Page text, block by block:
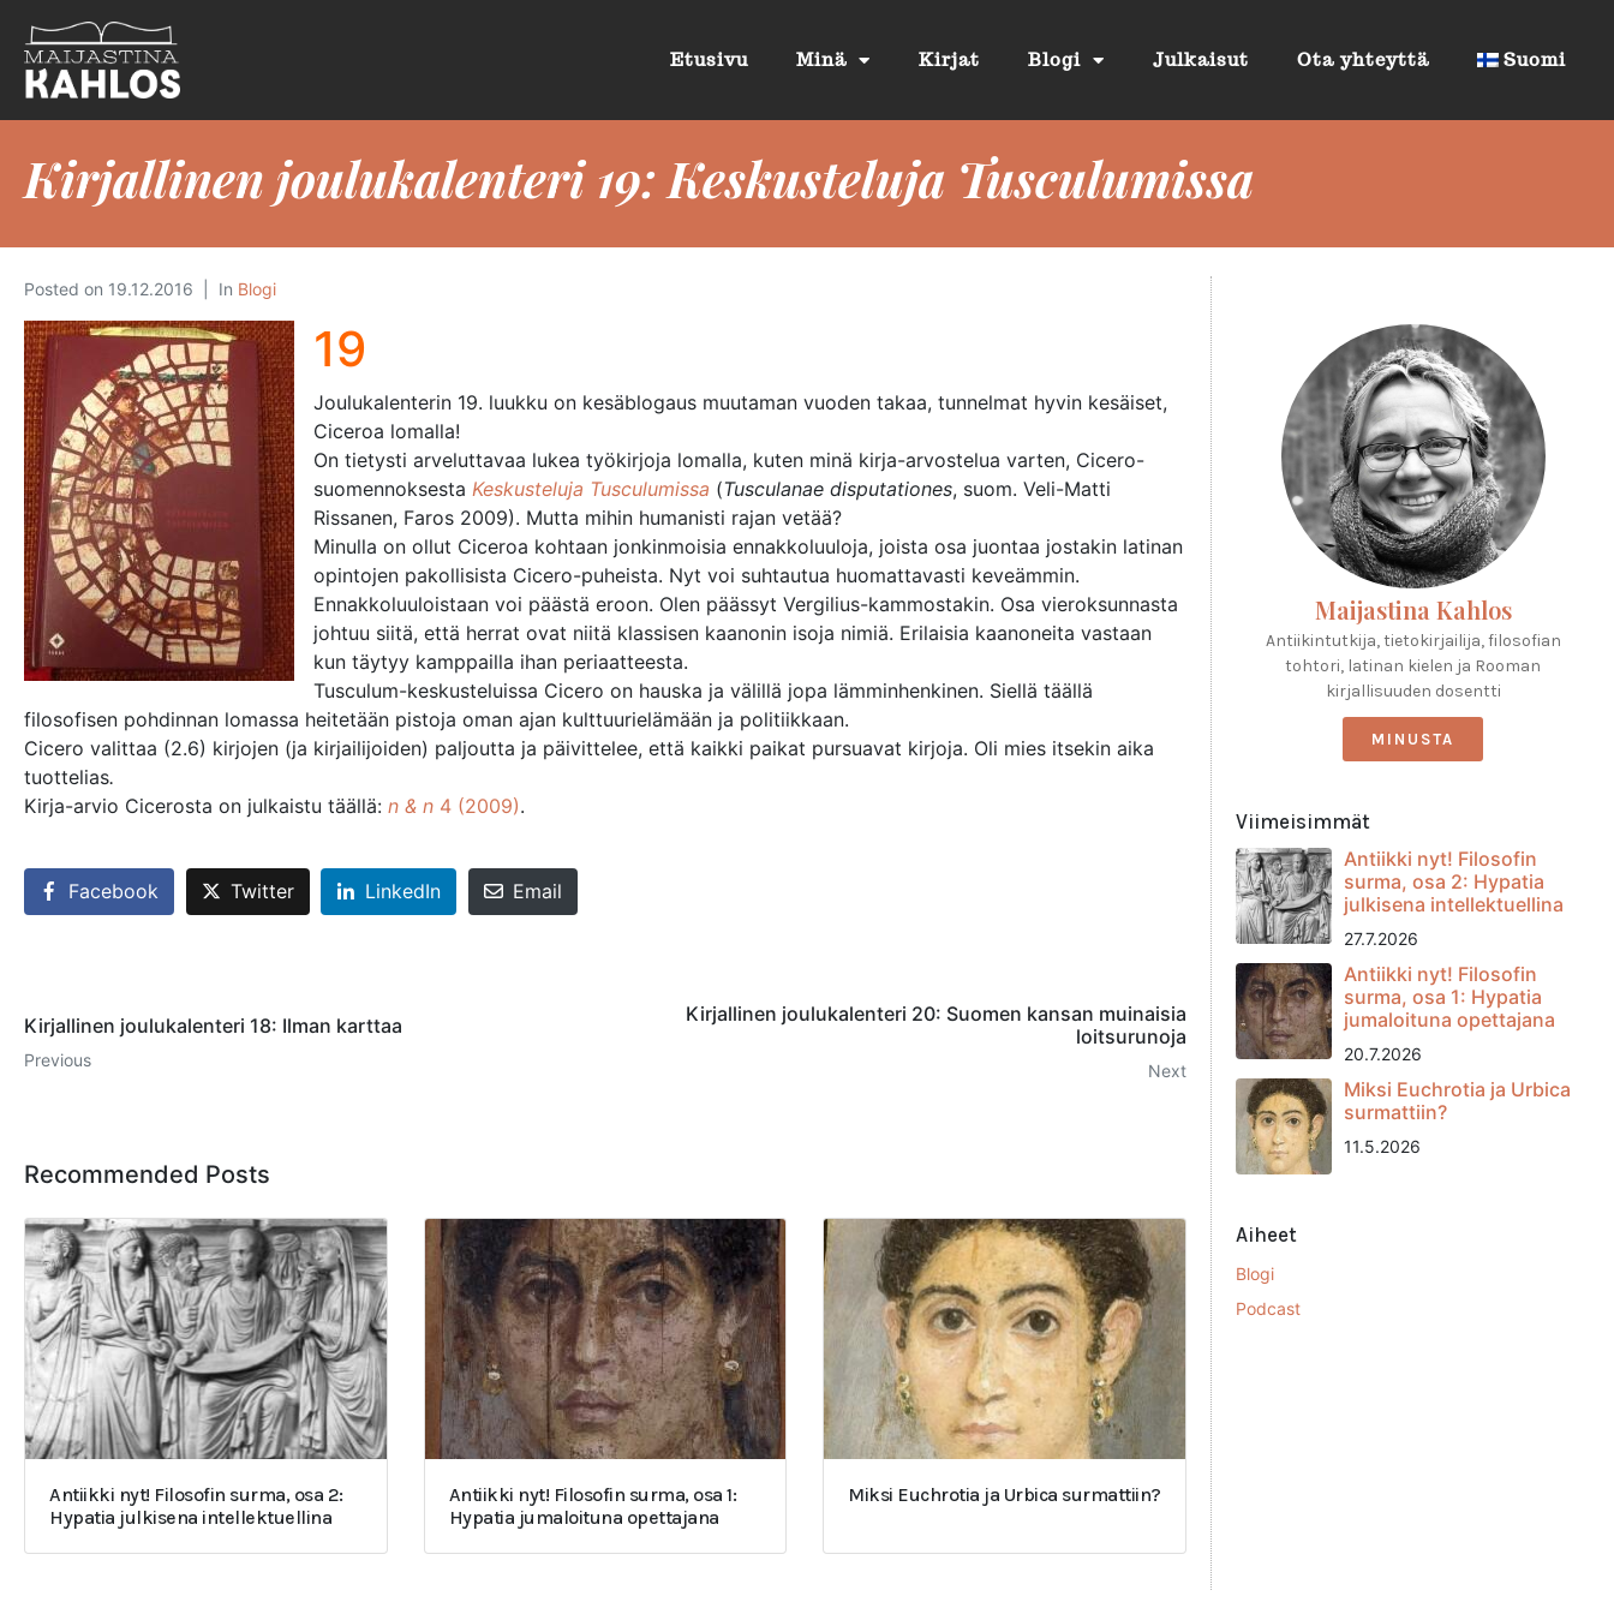
Etusivu Minä Kirjat Blogi Julkaisut Ota yhteyttä Suomi
Kirjallinen joulukalenteri 19: Keskusteluja Tusculumissa
Posted on 19.12.2016 In Blogi
19
Joulukalenterin 19. luukku on kesäblogaus muutaman vuoden takaa, tunnelmat hyvin kesäiset,
Ciceroa lomalla!
On tietysti arveluttavaa lukea työkirjoja lomalla, kuten minä kirja-arvostelua varten, Cicero-
suomennoksesta Keskusteluja Tusculumissa (Tusculanae disputationes, suom. Veli-Matti
Rissanen, Faros 2009). Mutta mihin humanisti rajan vetää?
Minulla on ollut Ciceroa kohtaan jonkinmoisia ennakkoluuloja, joista osa juontaa jostakin latinan
opintojen pakollisista Cicero-puheista. Nyt voi suhtautua huomattavasti keveämmin.
Ennakkoluuloistaan voi päästä eroon. Olen päässyt Vergilius-kammostakin. Osa vieroksunnasta
johtuu siitä, että herrat ovat niitä klassisen kaanonin isoja nimiä. Erilaisia kaanoneita vastaan
kun täytyy kamppailla ihan periaatteesta.
Tusculum-keskusteluissa Cicero on hauska ja välillä jopa lämminhenkinen. Siellä täällä
filosofisen pohdinnan lomassa heitetään pistoja oman ajan kulttuurielämään ja politiikkaan.
Cicero valittaa (2.6) kirjojen (ja kirjailijoiden) paljoutta ja päivittelee, että kaikki paikat pursuavat kirjoja. Oli mies itsekin aika
tuottelias.
Kirja-arvio Cicerosta on julkaistu täällä: n & n 4 (2009).
Facebook Twitter LinkedIn Email
Kirjallinen joulukalenteri 18: Ilman karttaa
Previous
Kirjallinen joulukalenteri 20: Suomen kansan muinaisia
loitsurunoja
Next
Recommended Posts
Antiikki nyt! Filosofin surma, osa 2:
Hypatia julkisena intellektuellina
Antiikki nyt! Filosofin surma, osa 1:
Hypatia jumaloituna opettajana
Miksi Euchrotia ja Urbica surmattiin?
Maijastina Kahlos
Antiikintutkija, tietokirjailija, filosofian
tohtori, latinan kielen ja Rooman
kirjallisuuden dosentti
MINUSTA
Viimeisimmät
Antiikki nyt! Filosofin
surma, osa 2: Hypatia
julkisena intellektuellina
27.7.2026
Antiikki nyt! Filosofin
surma, osa 1: Hypatia
jumaloituna opettajana
20.7.2026
Miksi Euchrotia ja Urbica
surmattiin?
11.5.2026
Aiheet
Blogi
Podcast